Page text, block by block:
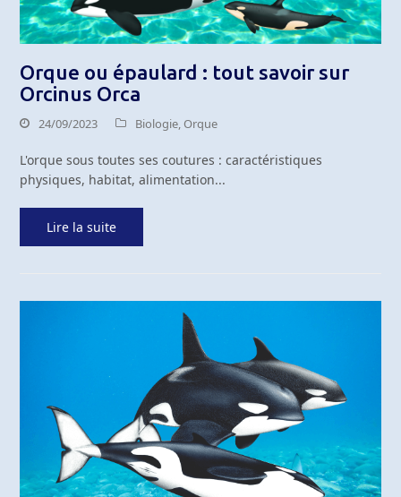
Orque ou épaulard : tout savoir sur
Orcinus Orca
24/09/2023 Biologie,Orque
L'orque sous toutes ses coutures : caractéristiques
physiques, habitat, alimentation...
Lire la suite